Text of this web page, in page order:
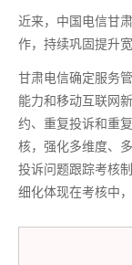
近来，中国电信甘
作，持续巩固提升
甘肃电信确定服务
能力和移动互联网
约、重复投诉和重
核，强化多维度、
投诉问题跟踪考核
细化体现在考核中